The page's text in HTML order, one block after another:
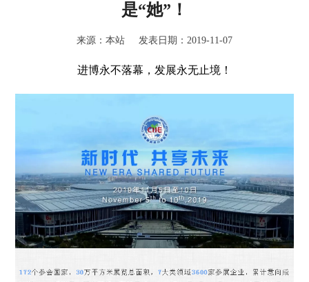
是“她”！
来源：本站 发表日期：2019-11-07
进博永不落幕，发展永无止境！